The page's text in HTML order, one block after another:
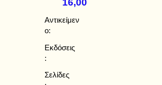
16,00
Αντικείμεν
ο:
Εκδόσεις
:
Σελίδες